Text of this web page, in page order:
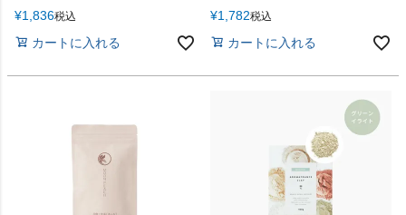
¥1,836税込
カートに入れる
¥1,782税込
カートに入れる